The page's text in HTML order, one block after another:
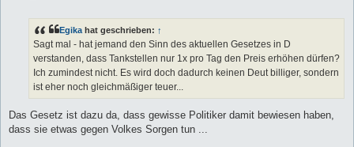
r
a
Egika hat geschrieben: ↑
Sagt mal - hat jemand den Sinn des aktuellen Gesetzes in D
verstanden, dass Tankstellen nur 1x pro Tag den Preis erhöhen dürfen?
Ich zumindest nicht. Es wird doch dadurch keinen Deut billiger, sondern
ist eher noch gleichmäßiger teuer...
Das Gesetz ist dazu da, dass gewisse Politiker damit bewiesen haben,
dass sie etwas gegen Volkes Sorgen tun ...